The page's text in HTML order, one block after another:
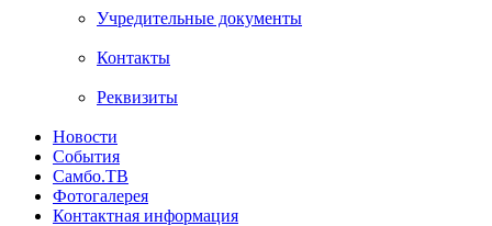
Учредительные документы
Контакты
Реквизиты
Новости
События
Самбо.ТВ
Фотогалерея
Контактная информация